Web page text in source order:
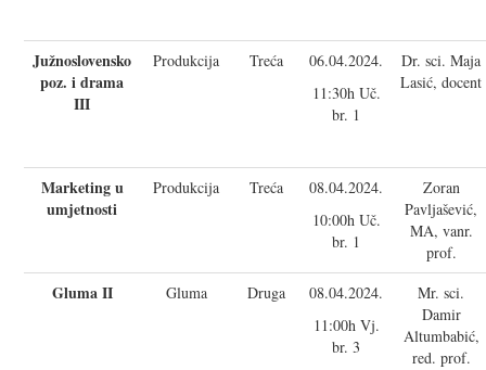
Južnoslovensko
poz. i drama
III
Produkcija Treća
06.04.2024.
11:30h Uč.
br. 1
Dr. sci. Maja
Lasić, docent
Marketing u
umjetnosti
Produkcija Treća
08.04.2024.
10:00h Uč.
br. 1
Zoran
Pavljašević,
MA, vanr.
prof.
Gluma II Gluma Druga
08.04.2024.
11:00h Vj.
br. 3
Mr. sci.
Damir
Altumbabić,
red. prof.